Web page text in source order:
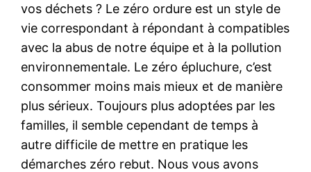
vos déchets ? Le zéro ordure est un style de
vie correspondant à répondant à compatibles
avec la abus de notre équipe et à la pollution
environnementale. Le zéro épluchure, c’est
consommer moins mais mieux et de manière
plus sérieux. Toujours plus adoptées par les
familles, il semble cependant de temps à
autre difficile de mettre en pratique les
démarches zéro rebut. Nous vous avons